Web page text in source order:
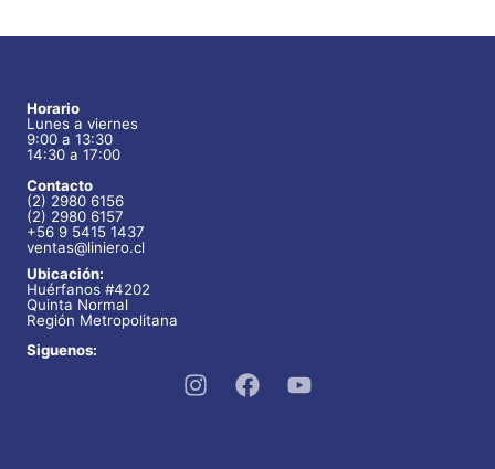
Horario
Lunes a viernes
9:00 a 13:30
14:30 a 17:00
Contacto
(2) 2980 6156
(2) 2980 6157
+56 9 5415 1437
ventas@liniero.cl
Ubicación:
Huérfanos #4202
Quinta Normal
Región Metropolitana
Siguenos: